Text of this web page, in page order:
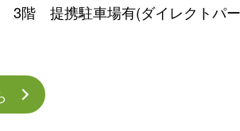
階 提携駐車場有(ダイレクトパ